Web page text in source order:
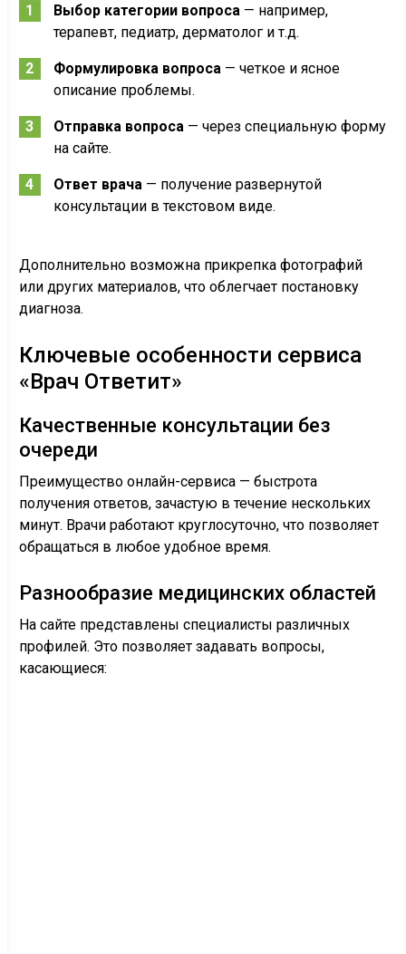
Выбор категории вопроса— например,
терапевт, педиатр, дерматолог и т.д.
Формулировка вопроса— четкое и ясное
описание проблемы.
Отправка вопроса— через специальную форму
на сайте.
Ответ врача— получение развернутой
консультации в текстовом виде.
Дополнительно возможна прикрепка фотографий
или других материалов, что облегчает постановку
диагноза.
Ключевые особенности сервиса
«Врач Ответит»
Качественные консультации без
очереди
Преимущество онлайн-сервиса — быстрота
получения ответов, зачастую в течение нескольких
минут. Врачи работают круглосуточно, что позволяет
обращаться в любое удобное время.
Разнообразие медицинских областей
На сайте представлены специалисты различных
профилей. Это позволяет задавать вопросы,
касающиеся: